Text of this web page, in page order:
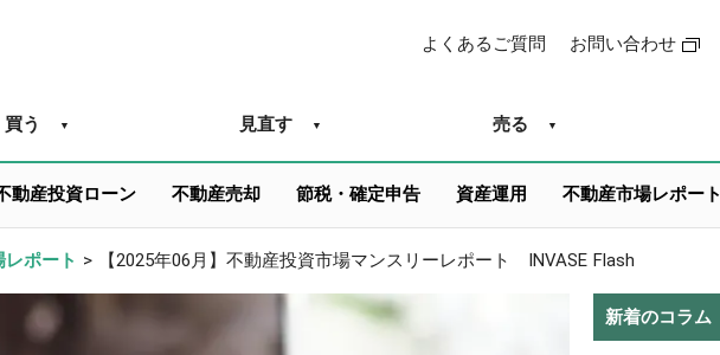
よくあるご質問 お問い合わせ
買う 見直す 売る
動産投資ローン 不動産売却 節税・確定申告 資産運用 不動産市場レポート
ポート > 【2025年06月】不動産投資市場マンスリーレポート INVASE Flash
新着のコラム